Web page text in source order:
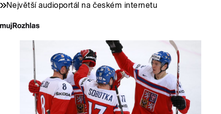
Největší audioportál na českém internetu